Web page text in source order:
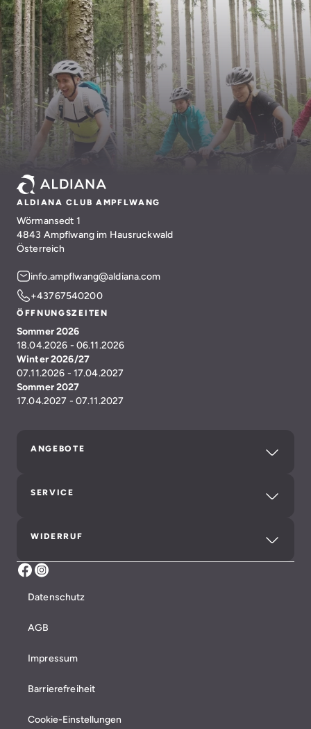
ALDIANA CLUB AMPFLWANG
Wörmansedt 1
4843 Ampflwang im Hausruckwald
Österreich
info.ampflwang@aldiana.com
+43767540200
ÖFFNUNGSZEITEN
Sommer 2026
18.04.2026 - 06.11.2026
Winter 2026/27
07.11.2026 - 17.04.2027
Sommer 2027
17.04.2027 - 07.11.2027
ANGEBOTE
SERVICE
WIDERRUF
Facebook Aldiana Club Ampflwang
Datenschutz
AGB
Impressum
Barrierefreiheit
Cookie-Einstellungen